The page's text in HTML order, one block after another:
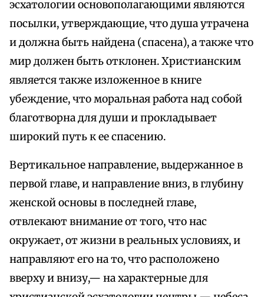
эсхатологии основополагающими являются
посылки, утверждающие, что душа утрачена
и должна быть найдена (спасена), а также что
мир должен быть отклонен. Христианским
является также изложенное в книге
убеждение, что моральная работа над собой
благотворна для души и прокладывает
широкий путь к ее спасению.
Вертикальное направление, выдержанное в
первой главе, и направление вниз, в глубину
женской основы в последней главе,
отвлекают внимание от того, что нас
окружает, от жизни в реальных условиях, и
направляют его на то, что расположено
вверху и внизу,— на характерные для